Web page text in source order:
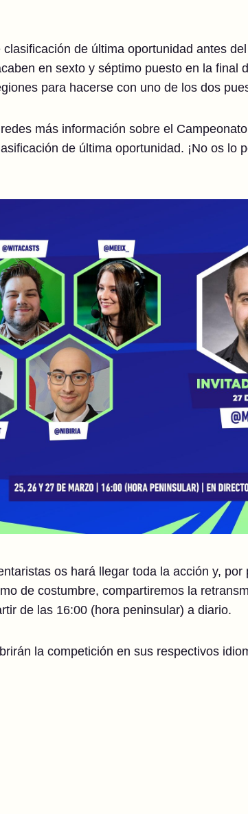
de última oportunidad antes
en sexto y séptimo puesto en la final
para hacerse con uno de los dos
más información sobre el
de última oportunidad. ¡No os lo
os hará llegar toda la acción y, por
de costumbre, compartiremos la
de las 16:00 (hora peninsular) a diario.
la competición en sus respectivos